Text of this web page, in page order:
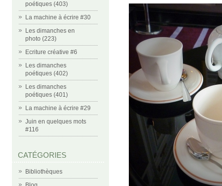
poétiques (403)
La machine à écrire #30
Les dimanches en
photo (223)
Ecriture créative #6
Les dimanches
poétiques (402)
Les dimanches
poétiques (401)
La machine à écrire #29
Juin en quelques mots
#116
CATÉGORIES
Bibliothèques